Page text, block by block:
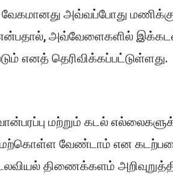
வேகமானது அவ்வப்போது
அவ்வேளைகளில் இக்கடல்
எனத் தெரிவிக்கப்பட்டுள்ளது.
மற்றும் கடல்
வேண்டாம் என
திணைக்களம்